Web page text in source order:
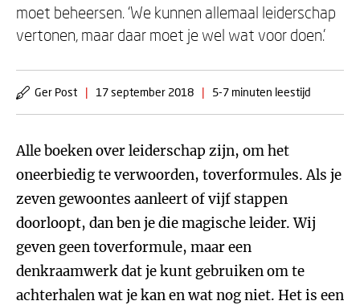
moet beheersen. ‘We kunnen allemaal leiderschap
vertonen, maar daar moet je wel wat voor doen.’
Ger Post | 17 september 2018 | 5-7 minuten leestijd
Alle boeken over leiderschap zijn, om het
oneerbiedig te verwoorden, toverformules. Als je
zeven gewoontes aanleert of vijf stappen
doorloopt, dan ben je die magische leider. Wij
geven geen toverformule, maar een
denkraamwerk dat je kunt gebruiken om te
achterhalen wat je kan en wat nog niet. Het is een